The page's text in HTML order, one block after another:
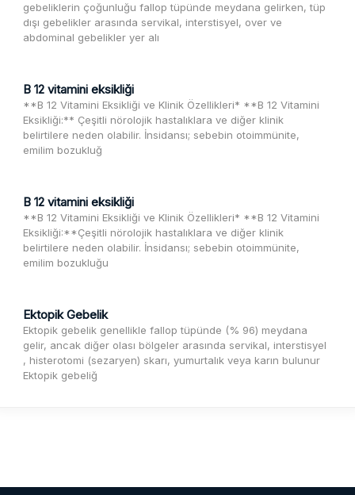
gebeliklerin çoğunluğu fallop tüpünde meydana gelirken, tüp
dışı gebelikler arasında servikal, interstisyel, over ve
abdominal gebelikler yer alı
B 12 vitamini eksikliği
**B 12 Vitamini Eksikliği ve Klinik Özellikleri* **B 12 Vitamini
Eksikliği:** Çeşitli nörolojik hastalıklara ve diğer klinik
belirtilere neden olabilir. İnsidansı; sebebin otoimmünite,
emilim bozukluğ
B 12 vitamini eksikliği
**B 12 Vitamini Eksikliği ve Klinik Özellikleri* **B 12 Vitamini
Eksikliği:**Çeşitli nörolojik hastalıklara ve diğer klinik
belirtilere neden olabilir. İnsidansı; sebebin otoimmünite,
emilim bozukluğu
Ektopik Gebelik
Ektopik gebelik genellikle fallop tüpünde (% 96) meydana
gelir, ancak diğer olası bölgeler arasında servikal, interstisyel
, histerotomi (sezaryen) skarı, yumurtalık veya karın bulunur
Ektopik gebeliğ